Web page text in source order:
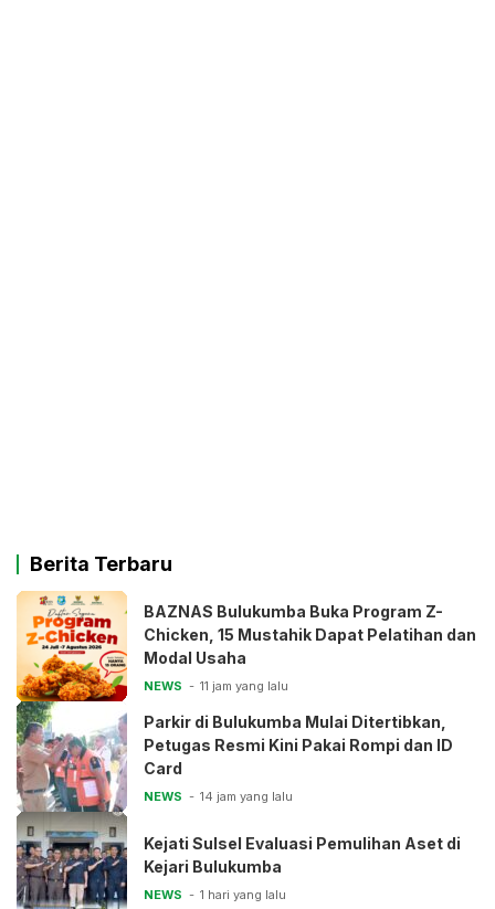
Berita Terbaru
BAZNAS Bulukumba Buka Program Z-
Chicken, 15 Mustahik Dapat Pelatihan dan
Modal Usaha
NEWS 11 jam yang lalu
Parkir di Bulukumba Mulai Ditertibkan,
Petugas Resmi Kini Pakai Rompi dan ID
Card
NEWS 14 jam yang lalu
Kejati Sulsel Evaluasi Pemulihan Aset di
Kejari Bulukumba
NEWS 1 hari yang lalu